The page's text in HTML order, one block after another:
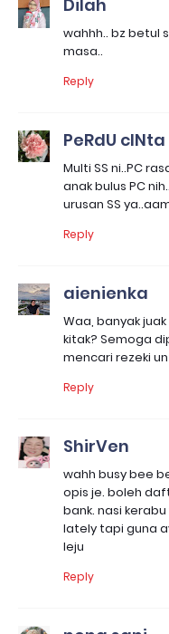
Dilah
wahhh.. bz betul
masa..
Reply
PeRdU cINta
Multi SS ni..PC
anak bulus PC
urusan SS
Reply
aienienka
Waa, banyak
kitak? Semoga
mencari rezeki
Reply
ShirVen
wahh busy bee
opis je. boleh
bank. nasi
lately tapi guna
leju
Reply